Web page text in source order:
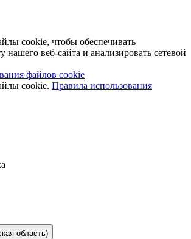
cookie, чтобы обеспечивать
нашего веб-сайта и анализировать сетевой
файлов cookie
cookie. Правила использования
область)